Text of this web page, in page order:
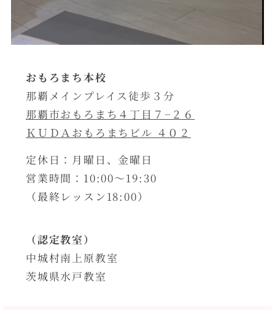
おもろまち本校
那覇メインプレイス徒歩３分
那覇市おもろまち４丁目７−２６
ＫＵＤＡおもろまちビル ４０２
定休日：月曜日、金曜日
営業時間：10:00〜19:30
（最終レッスン18:00）
（認定教室）
中城村南上原教室
茨城県水戸教室